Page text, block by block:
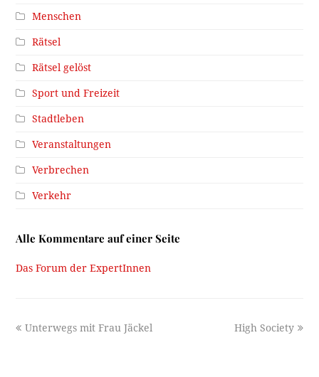
Menschen
Rätsel
Rätsel gelöst
Sport und Freizeit
Stadtleben
Veranstaltungen
Verbrechen
Verkehr
Alle Kommentare auf einer Seite
Das Forum der ExpertInnen
previous
Unterwegs mit Frau Jäckel
next
High Society